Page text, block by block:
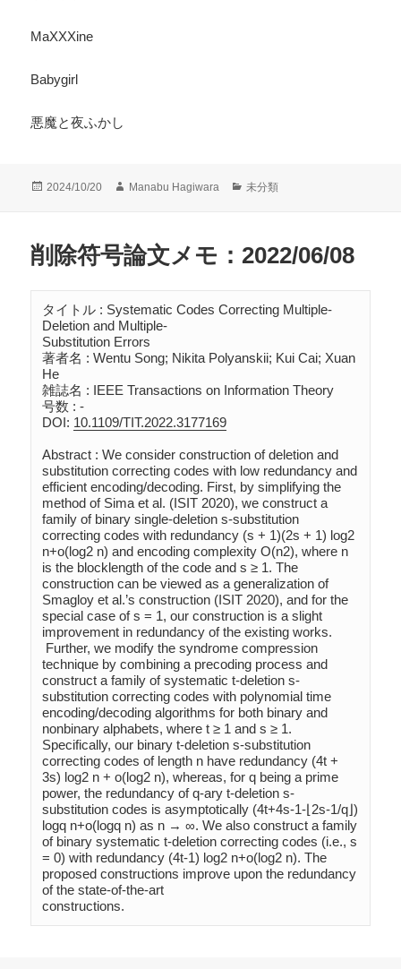
MaXXXine
Babygirl
悪魔と夜ふかし
投
2024/10/20
作
Manabu Hagiwara
カ
ー
未分類
削除符号論文メモ：2022/06/08
タイトル : Systematic Codes Correcting Multiple-
Deletion and Multiple-
Substitution Errors
著者名 : Wentu Song; Nikita Polyanskii; Kui Cai; Xuan
He
雑誌名 : IEEE Transactions on Information Theory
号数 : -
DOI: 10.1109/TIT.2022.3177169
Abstract : We consider construction of deletion and
substitution correcting codes with low redundancy and
efficient encoding/decoding. First, by simplifying the
method of Sima et al. (ISIT 2020), we construct a
family of binary single-deletion s-substitution
correcting codes with redundancy (s + 1)(2s + 1) log2
n+o(log2 n) and encoding complexity O(n2), where n
is the blocklength of the code and s ≥ 1. The
construction can be viewed as a generalization of
Smagloy et al.’s construction (ISIT 2020), and for the
special case of s = 1, our construction is a slight
improvement in redundancy of the existing works.
technique by combining a precoding process and
construct a family of systematic t-deletion s-
substitution correcting codes with polynomial time
encoding/decoding algorithms for both binary and
nonbinary alphabets, where t ≥ 1 and s ≥ 1.
Specifically, our binary t-deletion s-substitution
correcting codes of length n have redundancy (4t +
3s) log2 n + o(log2 n), whereas, for q being a prime
power, the redundancy of q-ary t-deletion s-
substitution codes is asymptotically (4t+4s-1-⌊2s-1/q⌋)
logq n+o(logq n) as n → ∞. We also construct a family
of binary systematic t-deletion correcting codes (i.e., s
= 0) with redundancy (4t-1) log2 n+o(log2 n). The
proposed constructions improve upon the redundancy
of the state-of-the-art